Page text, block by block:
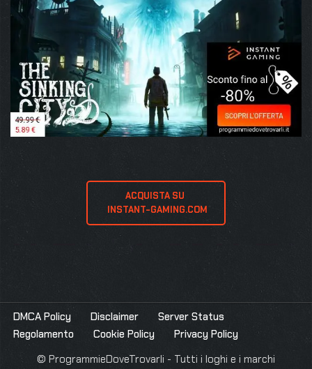
ACQUISTA SU
INSTANT-GAMING.COM
DMCA Policy Disclaimer
Server Status
Regolamento
Cookie Policy
Privacy Policy
© ProgrammieDoveTrovarli - Tutti i loghi e i marchi